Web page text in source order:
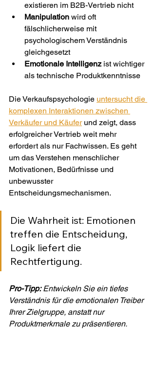
existieren im B2B-Vertrieb nicht
Manipulation wird oft
fälschlicherweise mit
psychologischem Verständnis
gleichgesetzt
Emotionale Intelligenz ist wichtiger
als technische Produktkenntnisse
Die Verkaufspsychologie untersucht die
komplexen Interaktionen zwischen
Verkäufer und Käufer und zeigt, dass
erfolgreicher Vertrieb weit mehr
erfordert als nur Fachwissen. Es geht
um das Verstehen menschlicher
Motivationen, Bedürfnisse und
unbewusster
Entscheidungsmechanismen.
Die Wahrheit ist: Emotionen
treffen die Entscheidung,
Logik liefert die
Rechtfertigung.
Pro-Tipp: Entwickeln Sie ein tiefes
Verständnis für die emotionalen Treiber
Ihrer Zielgruppe, anstatt nur
Produktmerkmale zu präsentieren.